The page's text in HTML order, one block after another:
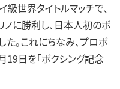
世界タイトルマッチで、
ノに勝利し、日本人初のボ
。これにちなみ、プロボ
19日を「ボクシング記念